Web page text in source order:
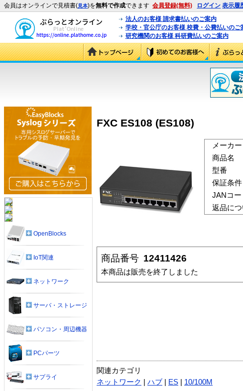
会員はオンラインで見積書(見本)を無料で作成できます 会員登録(無料) ログイン 表示履
法人のお客様 請求書払いのご案内
学校・官公庁のお客様 校費・公費払いのご
研究機関のお客様 科研費払いのご案内
FXC ES108 (ES108)
メーカー
商品名
型番
保証条件
JANコー
返品につ
商品番号 12411426
本商品は販売を終了しました
関連カテゴリ
ネットワーク
ハブ ES 10/100M
OpenBlocks
IoT関連
ネットワーク
サーバ・ストレージ
パソコン・周辺機器
PCパーツ
サプライ